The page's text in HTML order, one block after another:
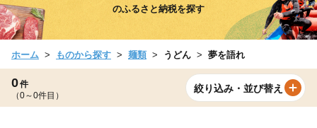
のふるさと納税を探す
ホーム ものから探す 麺類 うどん 夢を語れ
0件
（0～0件目）
絞り込み・並び替え